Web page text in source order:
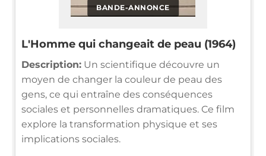
BANDE-ANNONCE
L'Homme qui changeait de peau (1964)
Description: Un scientifique découvre un
moyen de changer la couleur de peau des
gens, ce qui entraîne des conséquences
sociales et personnelles dramatiques. Ce film
explore la transformation physique et ses
implications sociales.